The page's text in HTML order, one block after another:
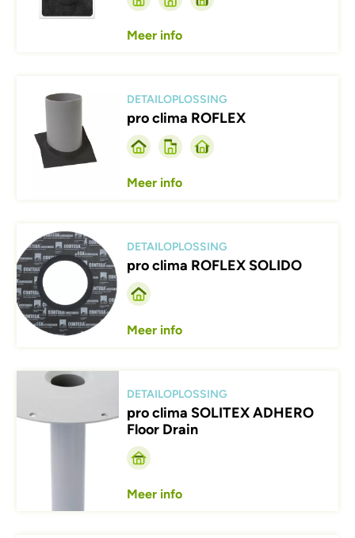
Meer info
DETAILOPLOSSING
pro clima ROFLEX
Meer info
Afbeelding
DETAILOPLOSSING
pro clima ROFLEX SOLIDO
Meer info
Afbeelding
DETAILOPLOSSING
pro clima SOLITEX ADHERO
Floor Drain
Meer info